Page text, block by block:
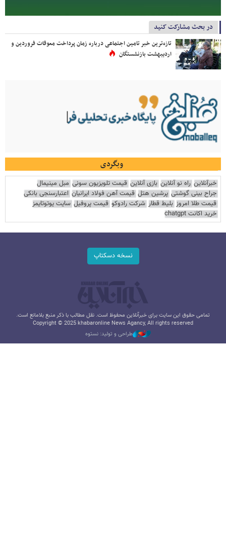
در بحث مشارکت کنید
تازه‌ترین خبر تامین اجتماعی درباره زمان پرداخت معوقات فروردین و
اردیبهشت بازنشستگان
وبگردی
خبرآنلاین راه نو آنلاین بازی آنلاین قیمت تلویزیون سونی مبل مینیمال
جراح بینی گوشتی پرشین هتل قیمت آهن فولاد ایرانیان اعتبارسنجی بانکی
قیمت طلا امروز بلیط قطار شرکت رادوکو قیمت پروفیل سایت یوتوتایمز
خرید اکانت chatgpt
نسخه دسکتاپ
تمامی حقوق این سایت برای خبرآنلاین محفوظ است. نقل مطالب با ذکر منبع بلامانع است.
Copyright © 2025 khabaronline News Agancy, All rights reserved
طراحی و تولید: نستوه